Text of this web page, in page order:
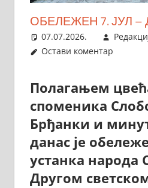
ОБЕЛЕЖЕН 7. ЈУЛ –
07.07.2026.
Остави коментар
Полагањем
споменика
Брђанки и
данас је
устанка народа
Другом